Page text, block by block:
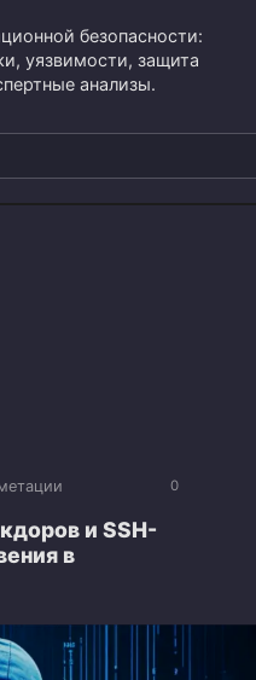
безопасности:
уязвимости, защита
анализы.
0
и SSH-
в